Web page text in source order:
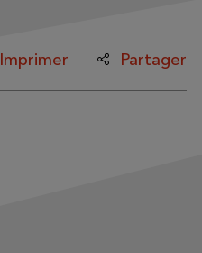
Imprimer Partager